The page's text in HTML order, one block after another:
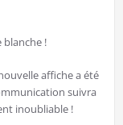
blanche !
affiche a été
suivra
inoubliable !